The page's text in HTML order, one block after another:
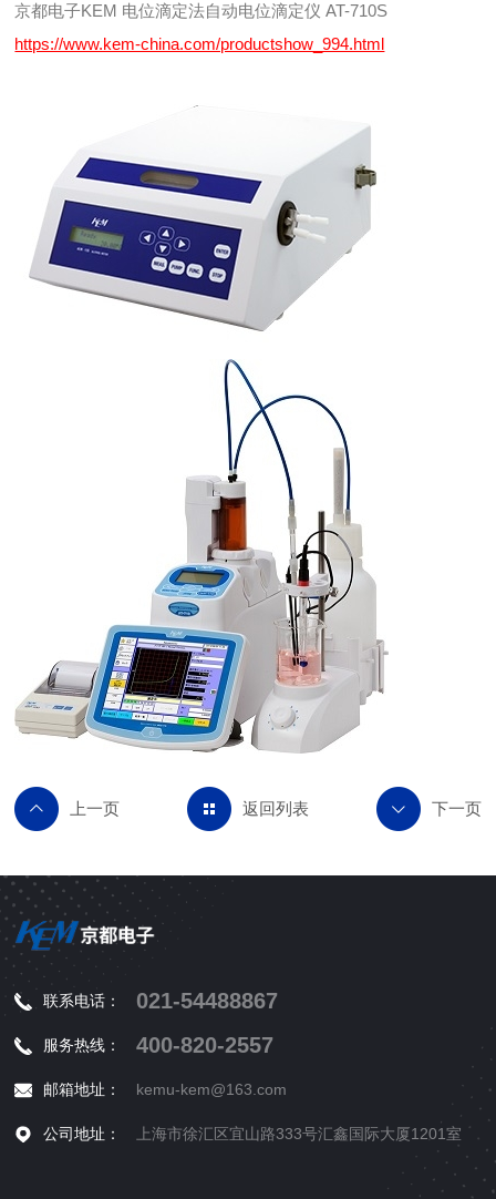
京都电子KEM 电位滴定法自动电位滴定仪 AT-710S
https://www.kem-china.com/productshow_994.html
返回列表
联系电话： 021-54488867
服务热线： 400-820-2557
邮箱地址： kemu-kem@163.com
公司地址： 上海市徐汇区宜山路333号汇鑫国际大厦1201室